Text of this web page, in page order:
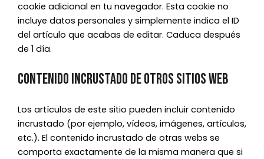
cookie adicional en tu navegador. Esta cookie no
incluye datos personales y simplemente indica el ID
del artículo que acabas de editar. Caduca después
de 1 día.
Contenido incrustado de otros sitios web
Los artículos de este sitio pueden incluir contenido
incrustado (por ejemplo, vídeos, imágenes, artículos,
etc.). El contenido incrustado de otras webs se
comporta exactamente de la misma manera que si